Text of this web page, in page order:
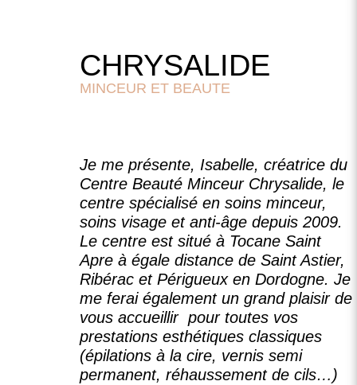
CHRYSALIDE
MINCEUR ET BEAUTE
Je me présente, Isabelle, créatrice du
Centre Beauté Minceur Chrysalide, le
centre spécialisé en soins minceur,
soins visage et anti-âge depuis 2009.
Le centre est situé à Tocane Saint
Apre à égale distance de Saint Astier,
Ribérac et Périgueux en Dordogne. Je
me ferai également un grand plaisir de
vous accueillir pour toutes vos
prestations esthétiques classiques
(épilations à la cire, vernis semi
permanent, réhaussement de cils…)